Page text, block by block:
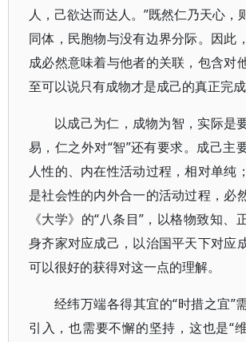
人，己欲达而达人。”既然仁乃天心，
同体，民胞物与没有边界分际。因此
成必然意味着与他者的关联，包含对
至可以说只有成物才是成己的真正完成
以成己为仁，成物为智，实际是
易，仁之外对“智”还有要求。成己主
人性的、内在性活动过程，相对单纯
是社会性的内外合一的活动过程，必
《大学》的“八条目”，以格物致知、
身齐家对应成己，以治国平天下对应
可以很好的获得对这一点的理解。
经纬万端各得其宜的“时措之宜”
引入，也需要不懈的坚持，这也是“